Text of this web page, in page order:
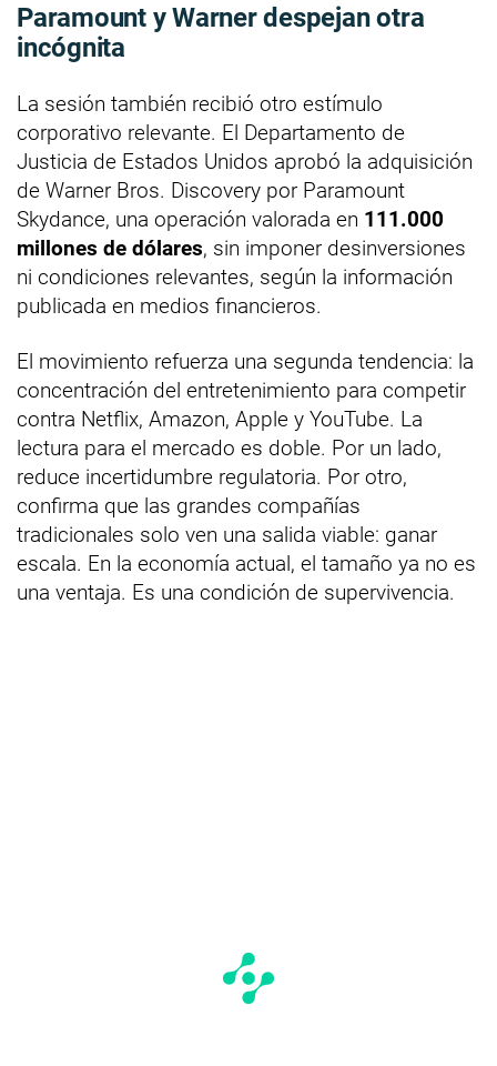
Paramount y Warner despejan otra
incógnita
La sesión también recibió otro estímulo
corporativo relevante. El Departamento de
Justicia de Estados Unidos aprobó la adquisición
de Warner Bros. Discovery por Paramount
Skydance, una operación valorada en 111.000
millones de dólares, sin imponer desinversiones
ni condiciones relevantes, según la información
publicada en medios financieros.
El movimiento refuerza una segunda tendencia: la
concentración del entretenimiento para competir
contra Netflix, Amazon, Apple y YouTube. La
lectura para el mercado es doble. Por un lado,
reduce incertidumbre regulatoria. Por otro,
confirma que las grandes compañías
tradicionales solo ven una salida viable: ganar
escala. En la economía actual, el tamaño ya no es
una ventaja. Es una condición de supervivencia.